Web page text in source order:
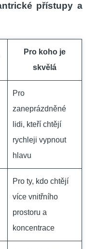
přístupy a
Pro koho je
skvělá
Pro
zaneprázdněné
lidi, kteří chtějí
rychleji vypnout
hlavu
Pro ty, kdo chtějí
více vnitřního
prostoru a
koncentrace